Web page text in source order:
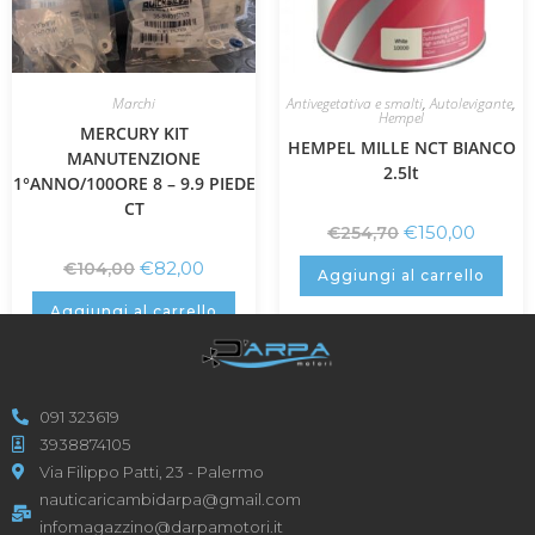
Marchi
MERCURY KIT
MANUTENZIONE
1°ANNO/100ORE 8 – 9.9 PIEDE
CT
€104,00 €82,00
Aggiungi al carrello
Antivegetativa e smalti,Autolevigante,
Hempel
HEMPEL MILLE NCT BIANCO
2.5lt
€254,70 €150,00
Aggiungi al carrello
091 323619
3938874105
Via Filippo Patti, 23 - Palermo
nauticaricambidarpa@gmail.com
infomagazzino@darpamotori.it